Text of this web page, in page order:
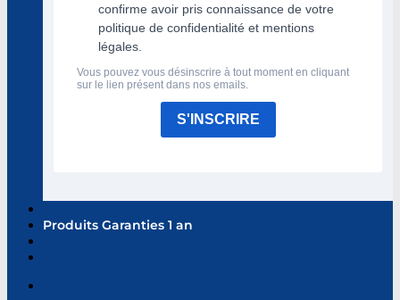
confirme avoir pris connaissance de votre
politique de confidentialité et mentions
légales.
Vous pouvez vous désinscrire à tout moment en cliquant
sur le lien présent dans nos emails.
S'INSCRIRE
Produits Garanties 1 an